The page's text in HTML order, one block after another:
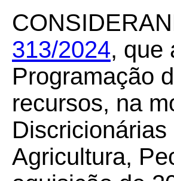
313/2024, que
Programação
recursos, na
Agricultura,